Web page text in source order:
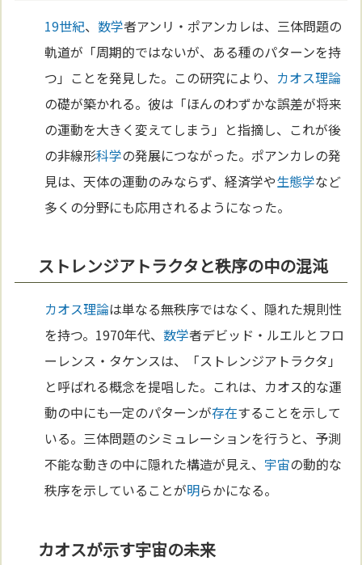
19世紀、数学者アンリ・ポアンカレは、三体問題の
軌道が「周期的ではないが、ある種のパターンを持
つ」ことを発見した。この研究により、 カオス理論
の礎が築かれる。彼は「ほんのわずかな誤差が将来
の運動を大きく変えてしまう」と指摘し、これが後
の非線形科学の発展につながった。ポアンカレの発
見は、天体の運動のみならず、経済学や生態学など
多くの分野にも応用されるようになった。
ストレンジアトラクタと秩序の中の混沌
カオス理論は単なる無秩序ではなく、隠れた規則性
を持つ。1970年代、数学者デビッド・ルエルとフロ
ーレンス・タケンスは、「ストレンジアトラクタ」
と呼ばれる概念を提唱した。これは、カオス的な運
動の中にも一定のパターンが存在することを示して
いる。三体問題のシミュレーションを行うと、予測
不能な動きの中に隠れた構造が見え、 宇宙の動的な
秩序を示していることが明らかになる。
カオスが示す宇宙の未来